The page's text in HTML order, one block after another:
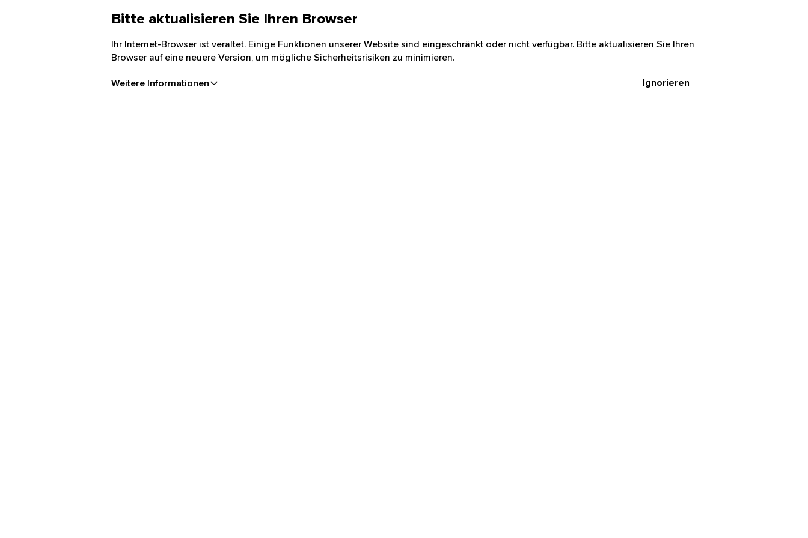
Bitte aktualisieren Sie Ihren Browser
Ihr Internet-Browser ist veraltet. Einige Funktionen unserer Website sind eingeschränkt oder nicht verfügbar. Bitte aktualisieren Sie Ihren
Browser auf eine neuere Version, um mögliche Sicherheitsrisiken zu minimieren.
Weitere Informationen Ignorieren